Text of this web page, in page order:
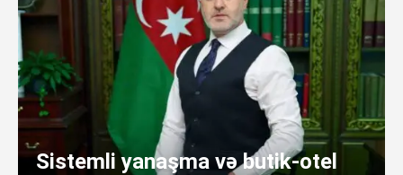
Sistemli yanaşma və butik-otel